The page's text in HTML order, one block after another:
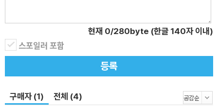
태를 점검하는 일은 매우 중요하다. 이 책에서는 흙의 물리성, 화
학성, 생물성을 점검해 건강 상태를 확인하는 법을 알려준다. 흙
만지기, 미생물과 곤충의 활동 살펴보기, 리트머스 시험지 이용하
기 등 매우 신속하고 간단한 방법들이다. 꼭 익혀서 자신의 텃밭
알고 싶은 이를 위해 각 시군의 농촌기술센터에 토양 검정을 의뢰
현재 0/280byte (한글 140자 이내)
스포일러 포함
등록
구매자 (1) 전체 (4)